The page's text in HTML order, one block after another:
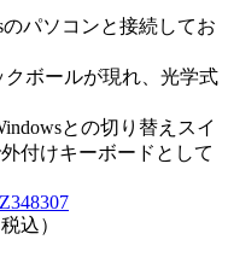
パソコンと接続してお
クボールが現れ、光学式
との切り替えスイ
付けキーボードとして
込）